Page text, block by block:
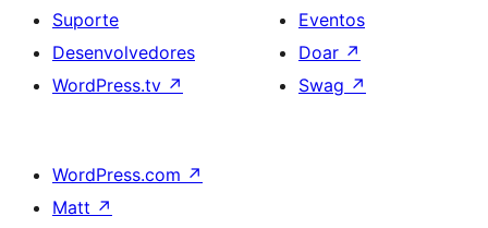
Suporte
Desenvolvedores
WordPress.tv ↗
Eventos
Doar ↗
Swag ↗
WordPress.com ↗
Matt ↗